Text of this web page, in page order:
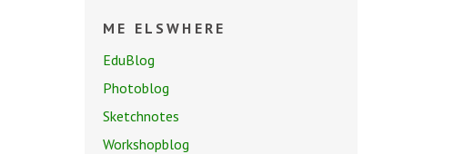
ME ELSWHERE
EduBlog
Photoblog
Sketchnotes
Workshopblog